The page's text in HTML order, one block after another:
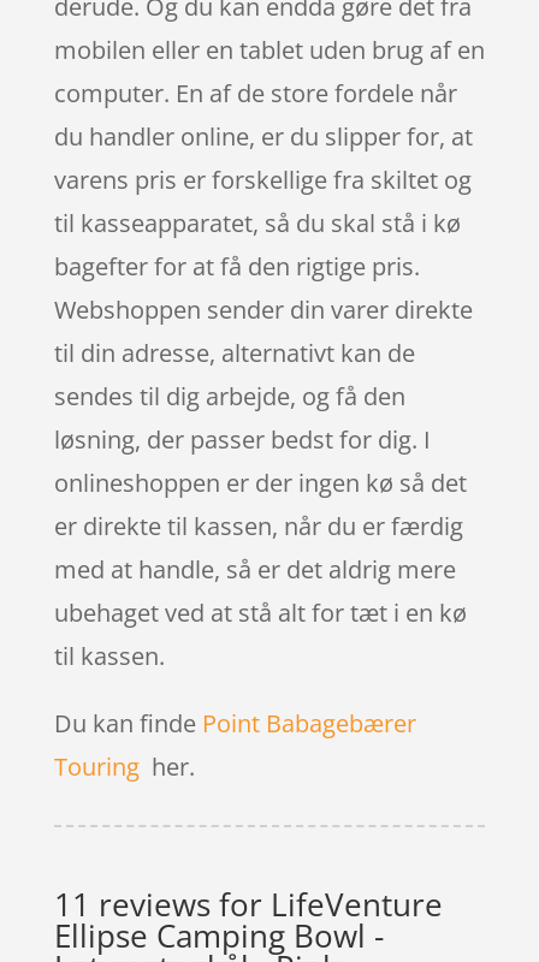
mobilen eller en tablet uden brug af en
computer. En af de store fordele når
du handler online, er du slipper for, at
varens pris er forskellige fra skiltet og
til kasseapparatet, så du skal stå i kø
bagefter for at få den rigtige pris.
Webshoppen sender din varer direkte
til din adresse, alternativt kan de
sendes til dig arbejde, og få den
løsning, der passer bedst for dig. I
onlineshoppen er der ingen kø så det
er direkte til kassen, når du er færdig
med at handle, så er det aldrig mere
ubehaget ved at stå alt for tæt i en kø
til kassen.
Du kan finde Point Babagebærer
Touringher.
11 reviews for LifeVenture
Ellipse Camping Bowl -